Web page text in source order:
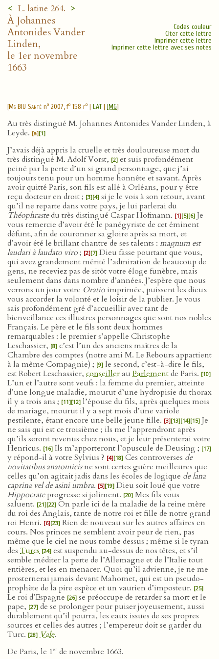
< L. latine 264. >
À Johannes
Antonides Vander
Linden,
le 1er novembre
1663
Codes couleur
Citer cette lettre
Imprimer cette lettre
Imprimer cette lettre avec ses notes
[Ms BIU Santé no 2007, fo 158 ro | LAT| IMG]
Au très distingué M. Johannes Antonides Vander Linden, à
Leyde. [a][1]
J’avais déjà appris la cruelle et très douloureuse mort du
très distingué M. Adolf Vorst, [2] et suis profondément
peiné par la perte d’un si grand personnage, que j’ai
toujours tenu pour un homme honnête et savant. Après
avoir quitté Paris, son fils est allé à Orléans, pour y être
reçu docteur en droit ; [3][4] si je le vois à son retour, avant
qu’il ne reparte dans votre pays, je lui parlerai du
Théophrastedu très distingué Caspar Hofmann. [1][5][6] Je
vous remercie d’avoir été le panégyriste de cet éminent
défunt, afin de couronner sa gloire après sa mort, et
d’avoir été le brillant chantre de ses talents : magnum est
laudari à laudato viro; [2][7] Dieu fasse pourtant que vous,
qui avez grandement mérité l’admiration de beaucoup de
gens, ne receviez pas de sitôt votre éloge funèbre, mais
seulement dans dans nombre d’années. J’espère que nous
verrons un jour votre Oratio imprimée, puissent les dieux
vous accorder la volonté et le loisir de la publier. Je vous
sais profondément gré d’accueillir avec tant de
bienveillance ces illustres personnages que sont nos nobles
Français. Le père et le fils sont deux hommes
remarquables : le premier s’appelle Christophe
Leschassier, [8] c’est l’un des anciens maîtres de la
Chambre des comptes (notre ami M. Le Rebours appartient
à la même Compagnie) ; [9] le second, c’est-à-dire le fils,
est Robert Leschassier, conseillerau Parlementde Paris. [10]
L’un et l’autre sont veufs : la femme du premier, atteinte
d’une longue maladie, mourut d’une hydropisie du thorax
il y a trois ans ; [11][12] l’épouse du fils, après quelques mois
de mariage, mourut il y a sept mois d’une variole
pestilente, étant encore une belle jeune fille. [3][13][14][15] Je
ne sais qui est ce troisième ; ils me l’apprendront après
qu’ils seront revenus chez nous, et je leur présenterai votre
Henricus. [16] Ils m’apporteront l’opuscule de Deusing ; [17]
y répond-il à votre Sylvius ? [4][18] Ces controverses de
novitatibus anatomicisne sont certes guère meilleures que
celles qu’on agitait jadis dans les écoles de logique de lana
caprina vel de asini umbra. [5][19] Dieu soit loué que votre
Hippocrateprogresse si joliment. [20] Mes fils vous
saluent. [21][22] On parle ici de la maladie de la reine mère
du roi des Anglais, tante de notre roi et fille de notre grand
roi Henri. [6][23] Rien de nouveau sur les autres affaires en
cours. Nos princes ne semblent avoir peur de rien, pas
même que le ciel ne nous tombe dessus ; même si le tyran
des Turcs [24] est suspendu au-dessus de nos têtes, et s’il
semble méditer la perte de l’Allemagne et de l’Italie tout
entières, et les en menacer. Quoi qu’il advienne, je ne me
prosternerai jamais devant Mahomet, qui est un pseudo-
prophète de la pire espèce et un vaurien d’imposteur. [25]
Le roi d’Espagne [26] se préoccupe de retarder sa mort et le
pape, [27] de se prolonger pour puiser joyeusement, aussi
durablement qu’il pourra, les eaux issues de ses propres
sources et celles des autres ; l’empereur doit se garder du
Turc. [28] Vale.
De Paris, le 1er de novembre 1663.